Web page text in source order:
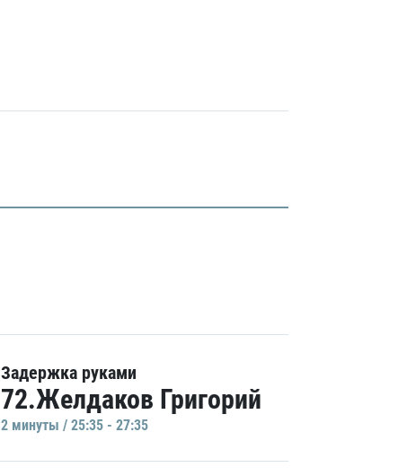
Задержка руками
72.Желдаков Григорий
2 минуты / 25:35 - 27:35